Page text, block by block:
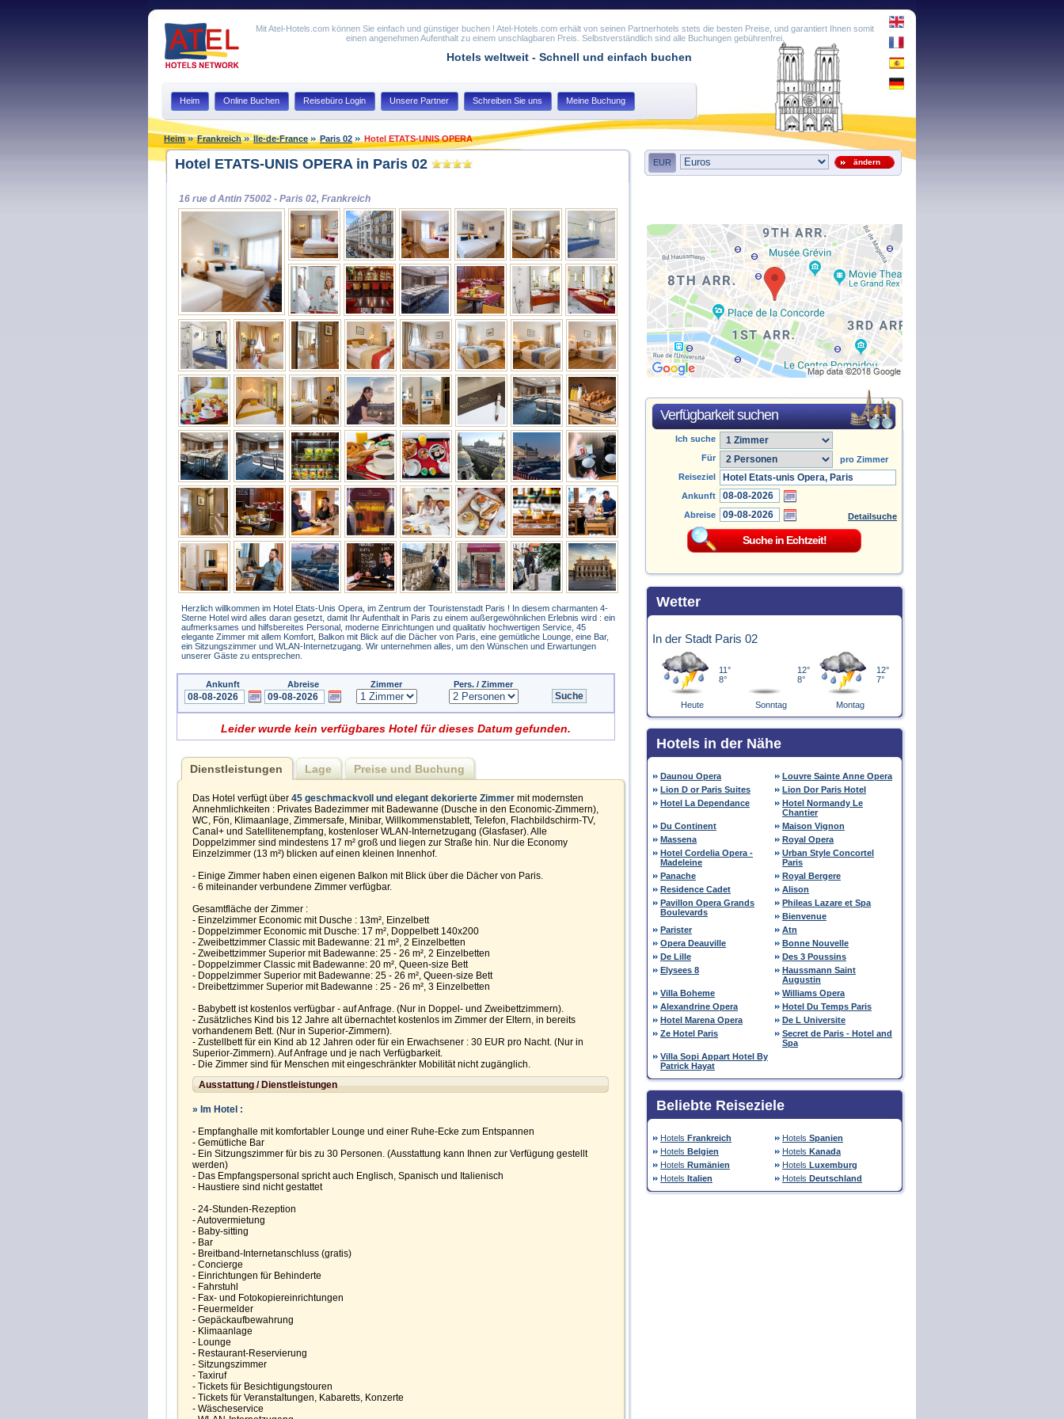
Mit Atel-Hotels.com können Sie einfach und günstiger buchen ! Atel-Hotels.com erhält von seinen Partnerhotels stets die besten Preise, und garantiert Ihnen somit
einen angenehmen Aufenthalt zu einem unschlagbaren Preis. Selbstverständlich sind alle Buchungen gebührenfrei.
Hotels weltweit - Schnell und einfach buchen
Heim Online Buchen Reisebüro Login Unsere Partner Schreiben Sie uns Meine Buchung
Heim Frankreich Ile-de-France Paris 02 Hotel ETATS-UNIS OPERA
Hotel ETATS-UNIS OPERA in Paris 02
16 rue d Antin 75002 - Paris 02, Frankreich
Herzlich willkommen im Hotel Etats-Unis Opera, im Zentrum der Touristenstadt Paris ! In diesem charmanten 4-
Sterne Hotel wird alles daran gesetzt, damit Ihr Aufenthalt in Paris zu einem außergewöhnlichen Erlebnis wird : ein
aufmerksames und hilfsbereites Personal, moderne Einrichtungen und qualitativ hochwertigen Service, 45
elegante Zimmer mit allem Komfort, Balkon mit Blick auf die Dächer von Paris, eine gemütliche Lounge, eine Bar,
ein Sitzungszimmer und WLAN-Internetzugang. Wir unternehmen alles, um den Wünschen und Erwartungen
unserer Gäste zu entsprechen.
Ankunft Abreise Zimmer Pers. / Zimmer
Leider wurde kein verfügbares Hotel für dieses Datum gefunden.
Dienstleistungen Lage Preise und Buchung
Das Hotel verfügt über 45 geschmackvoll und elegant dekorierte Zimmer mit modernsten
Annehmlichkeiten : Privates Badezimmer mit Badewanne (Dusche in den Economic-Zimmern),
WC, Fön, Klimaanlage, Zimmersafe, Minibar, Willkommenstablett, Telefon, Flachbildschirm-TV,
Canal+ und Satellitenempfang, kostenloser WLAN-Internetzugang (Glasfaser). Alle
Doppelzimmer sind mindestens 17 m² groß und liegen zur Straße hin. Nur die Economy
Einzelzimmer (13 m²) blicken auf einen kleinen Innenhof.
- Einige Zimmer haben einen eigenen Balkon mit Blick über die Dächer von Paris.
- 6 miteinander verbundene Zimmer verfügbar.
Gesamtfläche der Zimmer :
- Einzelzimmer Economic mit Dusche : 13m², Einzelbett
- Doppelzimmer Economic mit Dusche: 17 m², Doppelbett 140x200
- Zweibettzimmer Classic mit Badewanne: 21 m², 2 Einzelbetten
- Zweibettzimmer Superior mit Badewanne: 25 - 26 m², 2 Einzelbetten
- Doppelzimmer Classic mit Badewanne: 20 m², Queen-size Bett
- Doppelzimmer Superior mit Badewanne: 25 - 26 m², Queen-size Bett
- Dreibettzimmer Superior mit Badewanne : 25 - 26 m², 3 Einzelbetten
- Babybett ist kostenlos verfügbar - auf Anfrage. (Nur in Doppel- und Zweibettzimmern).
- Zusätzliches Kind bis 12 Jahre alt übernachtet kostenlos im Zimmer der Eltern, in bereits
vorhandenem Bett. (Nur in Superior-Zimmern).
- Zustellbett für ein Kind ab 12 Jahren oder für ein Erwachsener : 30 EUR pro Nacht. (Nur in
Superior-Zimmern). Auf Anfrage und je nach Verfügbarkeit.
- Die Zimmer sind für Menschen mit eingeschränkter Mobilität nicht zugänglich.
Ausstattung / Dienstleistungen
» Im Hotel :
- Empfanghalle mit komfortabler Lounge und einer Ruhe-Ecke zum Entspannen
- Gemütliche Bar
- Ein Sitzungszimmer für bis zu 30 Personen. (Ausstattung kann Ihnen zur Verfügung gestellt
werden)
- Das Empfangspersonal spricht auch Englisch, Spanisch und Italienisch
- Haustiere sind nicht gestattet
- 24-Stunden-Rezeption
- Autovermietung
- Baby-sitting
- Bar
- Breitband-Internetanschluss (gratis)
- Concierge
- Einrichtungen für Behinderte
- Fahrstuhl
- Fax- und Fotokopiereinrichtungen
- Feuermelder
- Gepäckaufbewahrung
- Klimaanlage
- Lounge
- Restaurant-Reservierung
- Sitzungszimmer
- Taxiruf
- Tickets für Besichtigungstouren
- Tickets für Veranstaltungen, Kabaretts, Konzerte
- Wäscheservice
EUR ändern
Verfügbarkeit suchen
Ich suche
Für
pro Zimmer
Reiseziel
Ankunft
Abreise
Detailsuche
Wetter
In der Stadt Paris 02
11°
8°
12°
8°
12°
7°
Heute Sonntag Montag
Hotels in der Nähe
Daunou Opera
Louvre Sainte Anne Opera
Lion D or Paris Suites
Lion Dor Paris Hotel
Hotel La Dependance
Hotel Normandy Le
Chantier
Du Continent
Maison Vignon
Massena
Royal Opera
Hotel Cordelia Opera -
Madeleine
Urban Style Concortel
Paris
Panache
Royal Bergere
Residence Cadet
Alison
Pavillon Opera Grands
Boulevards
Phileas Lazare et Spa
Bienvenue
Parister
Atn
Opera Deauville
Bonne Nouvelle
De Lille
Des 3 Poussins
Elysees 8
Haussmann Saint
Augustin
Villa Boheme
Williams Opera
Alexandrine Opera
Hotel Du Temps Paris
Hotel Marena Opera
De L Universite
Ze Hotel Paris
Secret de Paris - Hotel and
Spa
Villa Sopi Appart Hotel By
Patrick Hayat
Beliebte Reiseziele
Hotels Frankreich Hotels Spanien
Hotels Belgien Hotels Kanada
Hotels Rumänien Hotels Luxemburg
Hotels Italien Hotels Deutschland